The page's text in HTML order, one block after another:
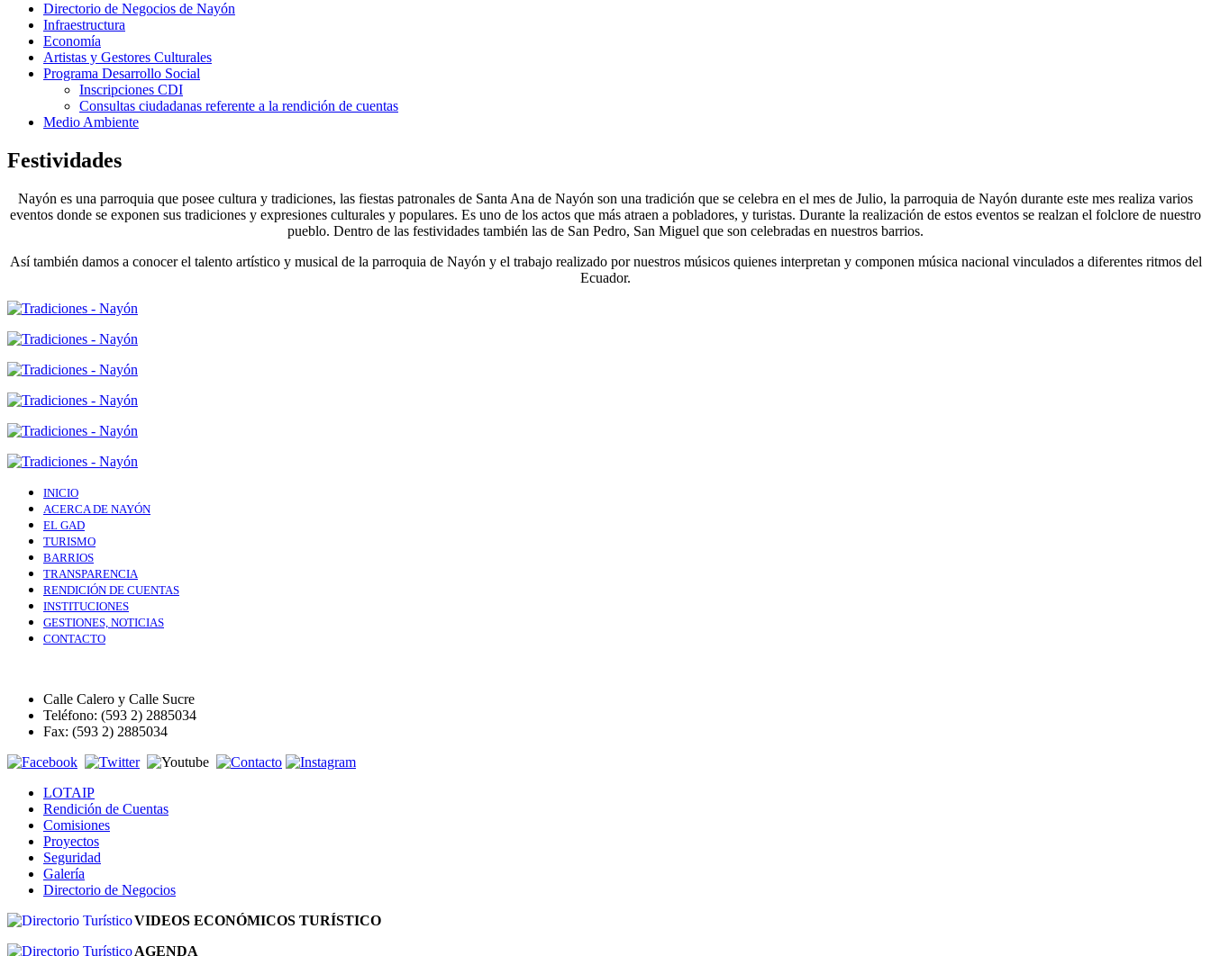
Directorio de Negocios de Nayón
Infraestructura
Economía
Artistas y Gestores Culturales
Programa Desarrollo Social
Inscripciones CDI
Consultas ciudadanas referente a la rendición de cuentas
Medio Ambiente
Festividades
Nayón es una parroquia que posee cultura y tradiciones, las fiestas patronales de Santa Ana de Nayón son una tradición que se celebra en el mes de Julio, la parroquia de Nayón durante este mes realiza varios
eventos donde se exponen sus tradiciones y expresiones culturales y populares. Es uno de los actos que más atraen a pobladores, y turistas. Durante la realización de estos eventos se realzan el folclore de nuestro
pueblo. Dentro de las festividades también las de San Pedro, San Miguel que son celebradas en nuestros barrios.
Así también damos a conocer el talento artístico y musical de la parroquia de Nayón y el trabajo realizado por nuestros músicos quienes interpretan y componen música nacional vinculados a diferentes ritmos del
Ecuador.
INICIO
ACERCA DE NAYÓN
EL GAD
TURISMO
BARRIOS
TRANSPARENCIA
RENDICIÓN DE CUENTAS
INSTITUCIONES
GESTIONES, NOTICIAS
CONTACTO
Calle Calero y Calle Sucre
Teléfono: (593 2) 2885034
Fax: (593 2) 2885034
LOTAIP
Rendición de Cuentas
Comisiones
Proyectos
Seguridad
Galería
Directorio de Negocios
VIDEOS ECONÓMICOS TURÍSTICO
AGENDA